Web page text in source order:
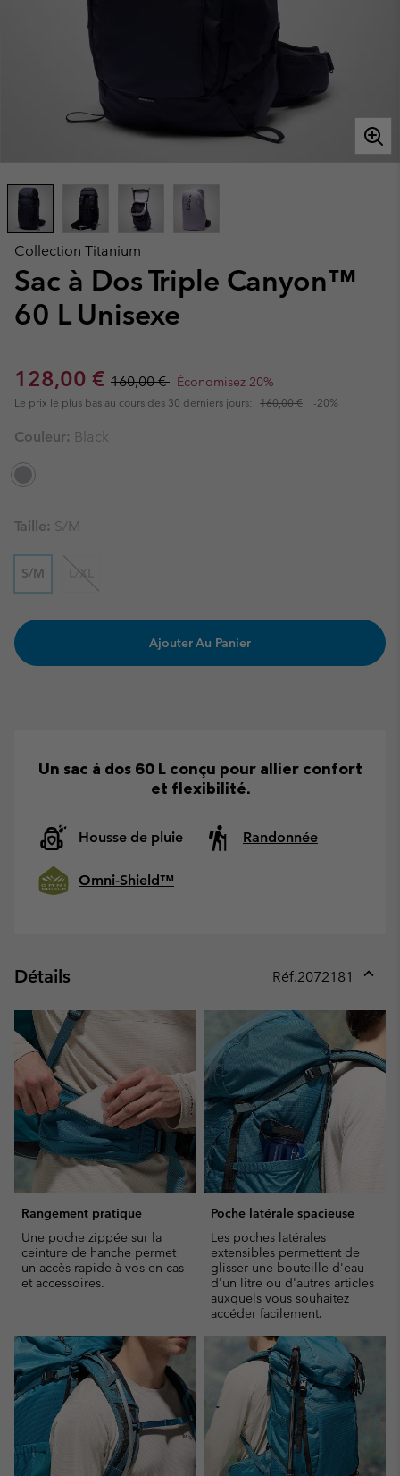
Collection Titanium
Sac à Dos Triple Canyon™
60 L Unisexe
Sale price:
128,00 € Regular price:
160,00 € Économisez 20%
Le prix le plus bas au cours des 30 derniers jours: 160,00 € -20%
Couleur: Black
Taille: S/M
S/M L/XL
Ajouter Au Panier
Un sac à dos 60 L conçu pour allier confort
et flexibilité.
Housse de pluie Randonnée
Omni-Shield™
Détails Réf.2072181
or
Rangement pratique
Une poche zippée sur la
ceinture de hanche permet
un accès rapide à vos en-cas
et accessoires.
Poche latérale spacieuse
Les poches latérales
extensibles permettent de
glisser une bouteille d'eau
d'un litre ou d'autres articles
auxquels vous souhaitez
accéder facilement.